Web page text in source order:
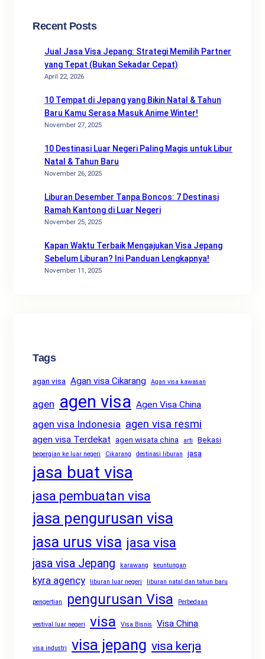
Recent Posts
Jual Jasa Visa Jepang: Strategi Memilih Partner
yang Tepat (Bukan Sekadar Cepat)
April 22, 2026
10 Tempat di Jepang yang Bikin Natal & Tahun
Baru Kamu Serasa Masuk Anime Winter!
November 27, 2025
10 Destinasi Luar Negeri Paling Magis untuk Libur
Natal & Tahun Baru
November 26, 2025
Liburan Desember Tanpa Boncos: 7 Destinasi
Ramah Kantong di Luar Negeri
November 25, 2025
Kapan Waktu Terbaik Mengajukan Visa Jepang
Sebelum Liburan? Ini Panduan Lengkapnya!
November 11, 2025
Tags
agan visa Agan visa Cikarang Agan visa kawasan
agen agen visa Agen Visa China
agen visa Indonesia agen visa resmi
agen visa Terdekat agen wisata china arti Bekasi
bepergian ke luar negeri Cikarang destinasi liburan jasa
jasa buat visa
jasa pembuatan visa
jasa pengurusan visa
jasa urus visa jasa visa
jasa visa Jepang karawang keuntungan
kyra agency liburan luar negeri liburan natal dan tahun baru
pengertian pengurusan Visa Perbedaan
vestival luar negeri visa Visa Bisnis Visa China
visa industri visa jepang visa kerja